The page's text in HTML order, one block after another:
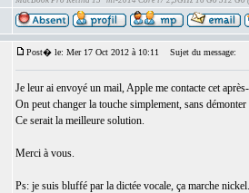
Post� le: Mer 17 Oct 2012 à 10:11 Sujet du message:
Je leur ai envoyé un mail, Apple me contacte cet
On peut changer la touche simplement, sans
Ce serait la meilleure solution.
Merci à vous.
Ps: je suis bluffé par la dictée vocale, ça marche nickel.